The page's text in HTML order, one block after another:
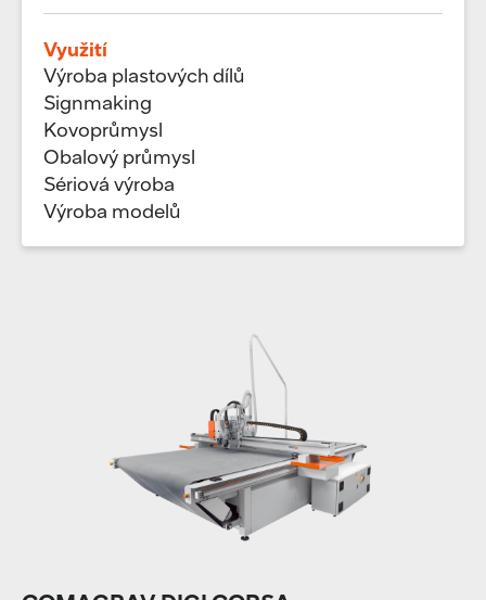
Využití
Výroba plastových dílů
Signmaking
Kovoprůmysl
Obalový průmysl
Sériová výroba
Výroba modelů